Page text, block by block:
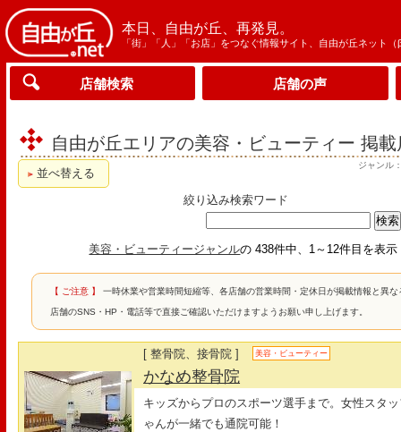
本日、自由が丘、再発見。
「街」「人」「お店」をつなぐ情報サイト、自由が丘ネット（
店舗検索 店舗の声
自由が丘エリアの美容・ビューティー 掲
ジャンル
並べ替える
絞り込み検索ワード
美容・ビューティージャンルの 438件中、1～12件目を表
【 ご注意 】 一時休業や営業時間短縮等、各店舗の営業時間・定休日が掲載情報と異
店舗のSNS・HP・電話等で直接ご確認いただけますようお願い申し上げます。
[ 整骨院、接骨院 ] 美容・ビューティー
かなめ整骨院
キッズからプロのスポーツ選手まで。女性スタ
ゃんが一緒でも通院可能！